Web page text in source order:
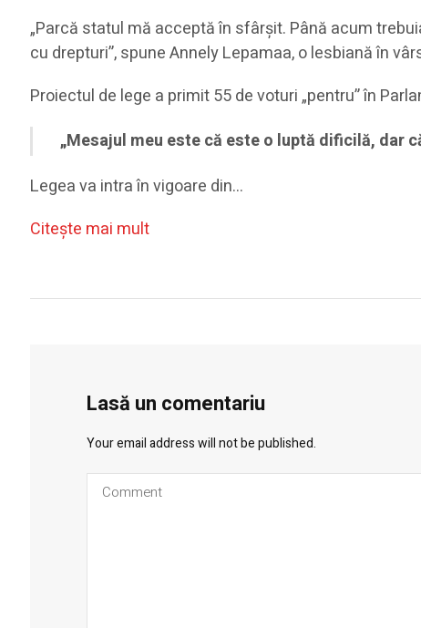
„Parcă statul mă acceptă în sfârșit. Până acum
cu drepturi”, spune Annely Lepamaa, o lesbiană în
Proiectul de lege a primit 55 de voturi „pentru” în
„Mesajul meu este că este o luptă dificilă, dar
Legea va intra în vigoare din…
Citeşte mai mult
Lasă un comentariu
Your email address will not be published.